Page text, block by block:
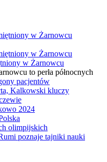
w Żarnowcu
to perła północnych
pacjentów
Kalkowski kluczy
2024
olimpijskich
poznaje tajniki nauki